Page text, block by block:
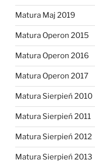
Matura Maj 2019
Matura Operon 2015
Matura Operon 2016
Matura Operon 2017
Matura Sierpień 2010
Matura Sierpień 2011
Matura Sierpień 2012
Matura Sierpień 2013